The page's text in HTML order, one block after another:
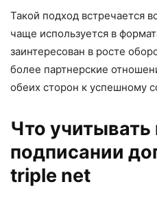
Такой подход встречается
чаще используется в
заинтересован в росте
более партнерские
обеих сторон к успешному
Что учитывать
подписании
triple net